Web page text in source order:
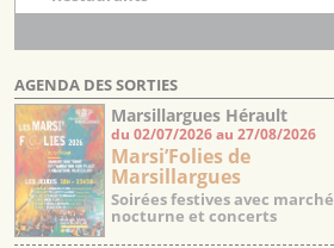
AGENDA DES SORTIES
Marsillargues Hérault
du 02/07/2026 au 27/08/2026
Marsi’Folies de
Marsillargues
Soirées festives avec marché
nocturne et concerts